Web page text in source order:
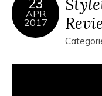
23
APR
2017